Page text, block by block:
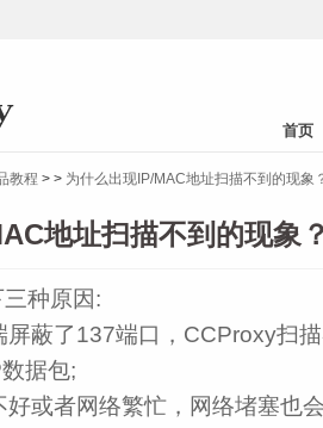
首页
教程 > > 为什么出现IP/MAC地址扫描不到的现象
地址扫描不到的现象
种原因:
屏蔽了137端口，CCProxy扫
据包;
好或者网络繁忙，网络堵塞也